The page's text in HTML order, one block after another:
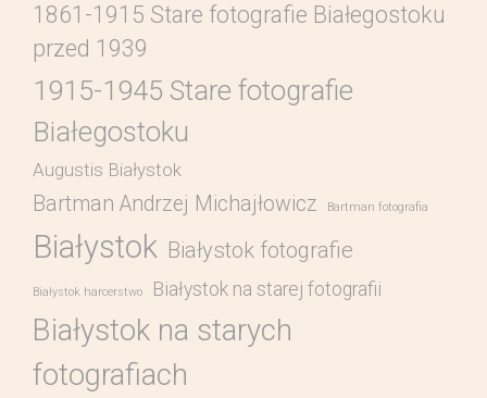
1861-1915 Stare fotografie Białegostoku
przed 1939
1915-1945 Stare fotografie
Białegostoku
Augustis Białystok
Bartman Andrzej Michajłowicz Bartman fotografia
Białystok Białystok fotografie
Białystok harcerstwo Białystok na starej fotografii
Białystok na starych
fotografiach